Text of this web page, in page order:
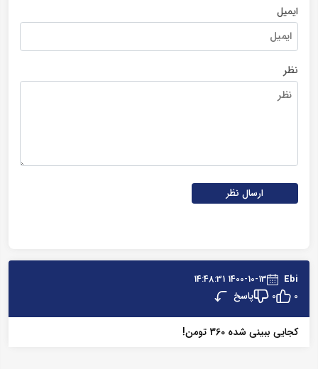
ایمیل
نظر
ارسال نظر
Ebi
1400-10-13 14:48:31
0
0 پاسخ
کجایی ببینی شده 360 تومن!